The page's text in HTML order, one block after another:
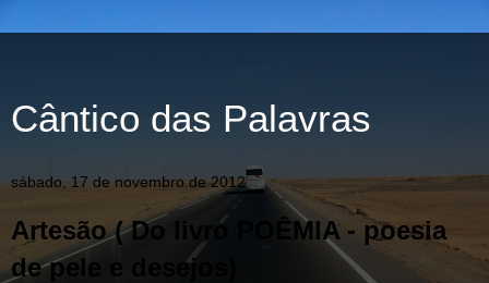
Cântico das Palavras
sábado, 17 de novembro de 2012
Artesão ( Do livro POÊMIA - poesia
de pele e desejos)